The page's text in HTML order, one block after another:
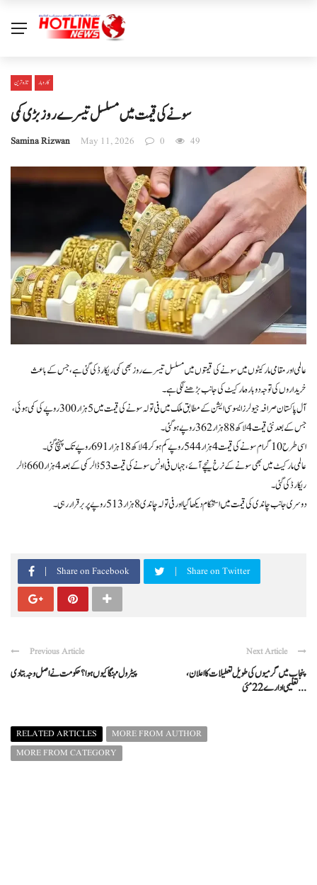
تازہ ترین کاروبار
سونے کی قیمت میں مسلسل تیسرے روز بڑی کمی
Samina Rizwan May 11, 2026 0 49
عالمی اور مقامی مارکیٹوں میں سونے کی قیمتوں میں مسلسل تیسرے روز بھی کمی ریکارڈ کی گئی ہے، جس کے باعث
خریداروں کی توجہ دوبارہ مارکیٹ کی جانب بڑھنے لگی ہے۔
آل پاکستان صرافہ جیولرز ایسوسی ایشن کے مطابق ملک میں فی تولہ سونے کی قیمت میں 5 ہزار 300 روپے کی کمی ہوئی،
جس کے بعد نئی قیمت 4 لاکھ 88 ہزار 362 روپے ہو گئی۔
اسی طرح 10 گرام سونے کی قیمت 4 ہزار 544 روپے کم ہو کر 4 لاکھ 18 ہزار 691 روپے تک پہنچ گئی۔
عالمی مارکیٹ میں بھی سونے کے نرخ نیچے آئے، جہاں فی اونس سونے کی قیمت 53 ڈالر کمی کے بعد 4 ہزار 660 ڈالر
ریکارڈ کی گئی۔
دوسری جانب چاندی کی قیمت میں استحکام دیکھا گیا اور فی تولہ چاندی 8 ہزار 513 روپے پر برقرار رہی۔
Share on Facebook Share on Twitter
Previous Article
پیٹرول مہنگا کیوں ہوا؟ حکومت نے اصل وجہ بتا دی
Next Article
پنجاب میں گرمیوں کی طویل تعطیلات کا اعلان،
تعلیمی ادارے 22 مئی ...
RELATED ARTICLES
MORE FROM AUTHOR
MORE FROM CATEGORY